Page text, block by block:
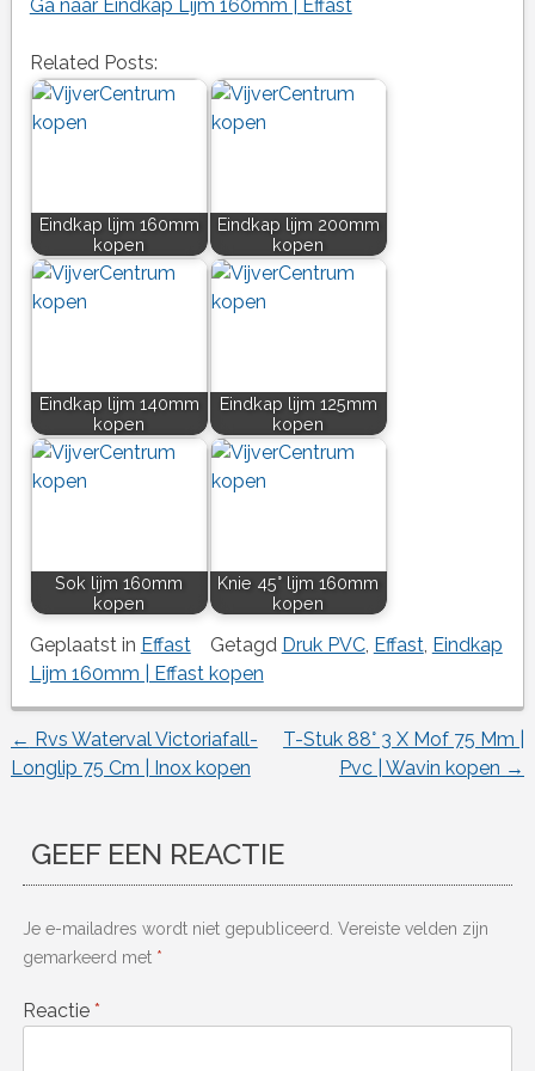
Ga naar Eindkap Lijm 160mm | Effast
Related Posts:
Eindkap lijm 160mm
kopen
Eindkap lijm 200mm
kopen
Eindkap lijm 140mm
kopen
Eindkap lijm 125mm
kopen
Sok lijm 160mm
kopen
Knie 45° lijm 160mm
kopen
Geplaatst in Effast Getagd Druk PVC, Effast, Eindkap
Lijm 160mm | Effast kopen
Berichtnavigatie
← Rvs Waterval Victoriafall-
Longlip 75 Cm | Inox kopen
T-Stuk 88° 3 X Mof 75 Mm |
Pvc | Wavin kopen →
GEEF EEN REACTIE
Je e-mailadres wordt niet gepubliceerd. Vereiste velden zijn
gemarkeerd met *
Reactie *